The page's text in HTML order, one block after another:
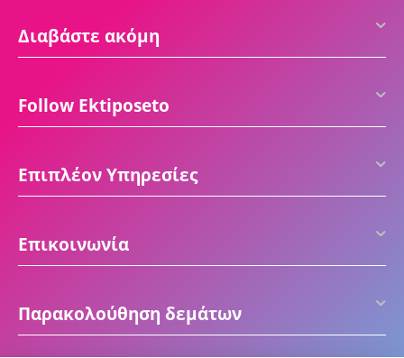
Διαβάστε ακόμη
Follow Ektiposeto
Επιπλέον Υπηρεσίες
Επικοινωνία
Παρακολούθηση δεμάτων